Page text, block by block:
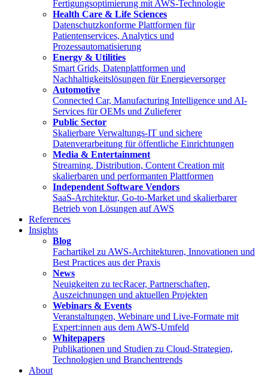
Fertigungsoptimierung mit AWS-Technologie
Health Care & Life Sciences
Datenschutzkonforme Plattformen für
Patientenservices, Analytics und
Prozessautomatisierung
Energy & Utilities
Smart Grids, Datenplattformen und
Nachhaltigkeitslösungen für Energieversorger
Automotive
Connected Car, Manufacturing Intelligence und AI-
Services für OEMs und Zulieferer
Public Sector
Skalierbare Verwaltungs-IT und sichere
Datenverarbeitung für öffentliche Einrichtungen
Media & Entertainment
Streaming, Distribution, Content Creation mit
skalierbaren und performanten Plattformen
Independent Software Vendors
SaaS-Architektur, Go-to-Market und skalierbarer
Betrieb von Lösungen auf AWS
References
Insights
Blog
Fachartikel zu AWS-Architekturen, Innovationen und
Best Practices aus der Praxis
News
Neuigkeiten zu tecRacer, Partnerschaften,
Auszeichnungen und aktuellen Projekten
Webinars & Events
Veranstaltungen, Webinare und Live-Formate mit
Expert:innen aus dem AWS-Umfeld
Whitepapers
Publikationen und Studien zu Cloud-Strategien,
Technologien und Branchentrends
About